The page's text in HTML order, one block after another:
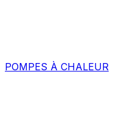
POMPES À CHALEUR